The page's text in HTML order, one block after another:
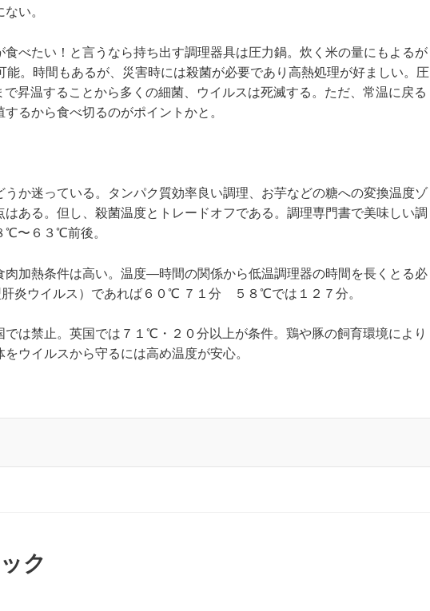
い。
食べたい！と言うなら持ち出す調理器具は圧力鍋。炊く米の量にもよるが
能。時間もあるが、災害時には殺菌が必要であり高熱処理が好ましい。圧
昇温することから多くの細菌、ウイルスは死滅する。ただ、常温に戻る
るから食べ切るのがポイントかと。
か迷っている。タンパク質効率良い調理、お芋などの糖への変換温度ゾ
ある。但し、殺菌温度とトレードオフである。調理専門書で美味しい調
℃〜６３℃前後。
肉加熱条件は高い。温度―時間の関係から低温調理器の時間を長くとる必
炎ウイルス）であれば６０℃ ７１分 ５８℃では１２７分。
は禁止。英国では７１℃・２０分以上が条件。鶏や豚の飼育環境により
ウイルスから守るには高め温度が安心。
ク